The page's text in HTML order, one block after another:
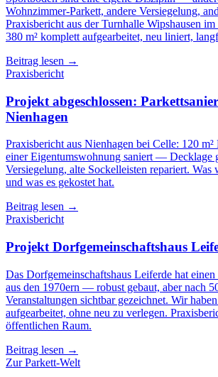
Wohnzimmer-Parkett, andere Versiegelung,
Praxisbericht aus der Turnhalle Wipshausen
380 m² komplett aufgearbeitet, neu liniert,
Beitrag lesen →
Praxisbericht
Projekt abgeschlossen:
Nienhagen
Praxisbericht aus Nienhagen bei Celle: 120
einer Eigentumswohnung saniert — Decklage
Versiegelung, alte Sockelleisten repariert. Was
und was es gekostet hat.
Beitrag lesen →
Praxisbericht
Projekt Dorfgemeinschaftshaus
Das Dorfgemeinschaftshaus Leiferde hat
aus den 1970ern — robust gebaut, aber nach
Veranstaltungen sichtbar gezeichnet. Wir
aufgearbeitet, ohne neu zu verlegen.
öffentlichen Raum.
Beitrag lesen →
Zur Parkett-Welt